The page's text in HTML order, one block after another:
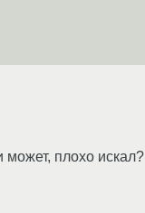
плохо искал?